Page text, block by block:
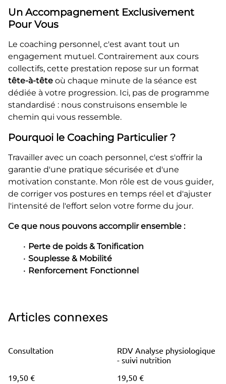
Un Accompagnement Exclusivement
Pour Vous
Le coaching personnel, c'est avant tout un
engagement mutuel. Contrairement aux cours
collectifs, cette prestation repose sur un format
tête-à-tête où chaque minute de la séance est
dédiée à votre progression. Ici, pas de programme
standardisé : nous construisons ensemble le
chemin qui vous ressemble.
Pourquoi le Coaching Particulier ?
Travailler avec un coach personnel, c'est s'offrir la
garantie d'une pratique sécurisée et d'une
motivation constante. Mon rôle est de vous guider,
de corriger vos postures en temps réel et d'ajuster
l'intensité de l'effort selon votre forme du jour.
Ce que nous pouvons accomplir ensemble :
Perte de poids & Tonification
Souplesse & Mobilité
Renforcement Fonctionnel
Articles connexes
Consultation
19,50 €
RDV Analyse physiologique
- suivi nutrition
19,50 €